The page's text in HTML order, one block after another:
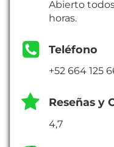
Abierto
horas.
Teléfono
+52 664 125
Reseñas y
4,7